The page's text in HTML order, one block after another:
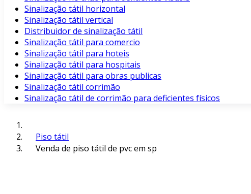
Sinalização tátil horizontal
Sinalização tátil vertical
Distribuidor de sinalização tátil
Sinalização tátil para comercio
Sinalização tátil para hoteis
Sinalização tátil para hospitais
Sinalização tátil para obras publicas
Sinalização tátil corrimão
Sinalização tátil de corrimão para deficientes físicos
Piso tátil
Venda de piso tátil de pvc em sp